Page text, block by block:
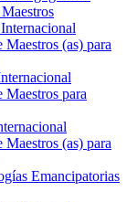
Maestros (as) para
Maestros para
Maestros (as) para
Emancipatorias